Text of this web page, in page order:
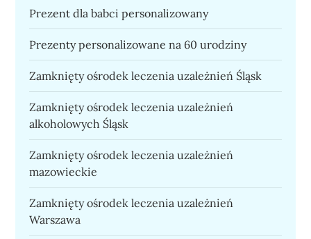
Prezent dla babci personalizowany
Prezenty personalizowane na 60 urodziny
Zamknięty ośrodek leczenia uzależnień Śląsk
Zamknięty ośrodek leczenia uzależnień
alkoholowych Śląsk
Zamknięty ośrodek leczenia uzależnień
mazowieckie
Zamknięty ośrodek leczenia uzależnień
Warszawa